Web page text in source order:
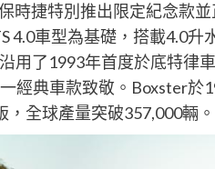
時捷特別推出限定紀念款
4.0車型為基礎，搭載4.0升
用了1993年首度於底特律
經典車款致敬。Boxster於
全球產量突破357,000輛。